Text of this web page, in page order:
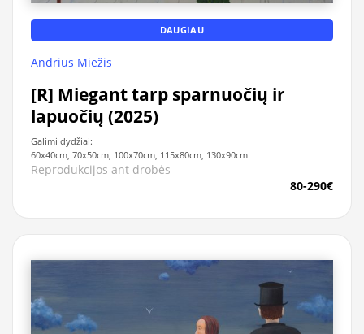
DAUGIAU
Andrius Miežis
[R] Miegant tarp sparnuočių ir
lapuočių (2025)
Galimi dydžiai:
60x40cm, 70x50cm, 100x70cm, 115x80cm, 130x90cm
Reprodukcijos ant drobės
80-290€